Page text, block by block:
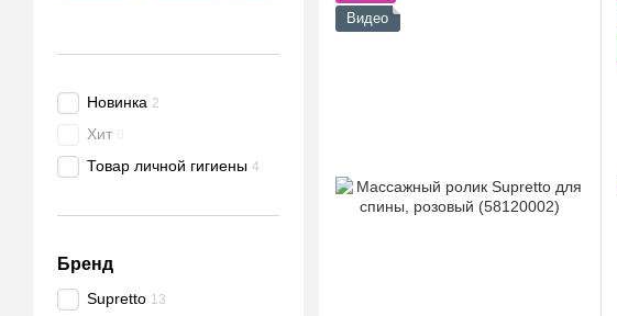
Видео
Новинка 2
Хит
Товар личной гигиены 4
Бренд
Supretto 13